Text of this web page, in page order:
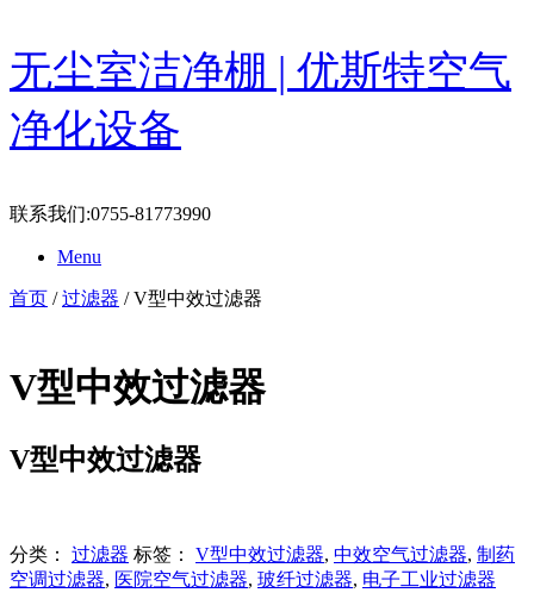
Skip
to
content
无尘室洁净棚 | 优斯特空气
净化设备
联系我们:0755-81773990
Menu
首页 /过滤器 / V型中效过滤器
V型中效过滤器
V型中效过滤器
分类： 过滤器 标签： V型中效过滤器, 中效空气过滤器, 制药
空调过滤器, 医院空气过滤器, 玻纤过滤器, 电子工业过滤器